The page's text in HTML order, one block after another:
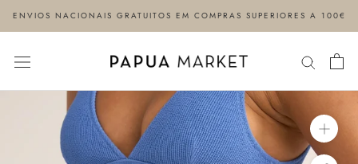
ENVIOS NACIONAIS GRATUITOS EM COMPRAS SUPERIORES A 100€